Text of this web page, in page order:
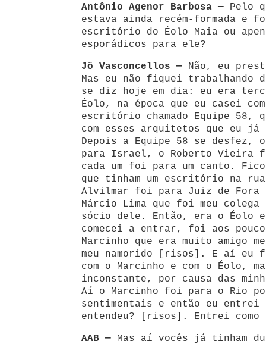
Antônio Agenor Barbosa — Pelo
estava ainda recém-formada e
escritório do Éolo Maia ou
esporádicos para ele?
Jô Vasconcellos — Não, eu
Mas eu não fiquei trabalhando
se diz hoje em dia: eu era
Éolo, na época que eu casei
escritório chamado Equipe 58,
com esses arquitetos que eu
Depois a Equipe 58 se desfez,
para Israel, o Roberto Vieira
cada um foi para um canto.
que tinham um escritório na
Alvilmar foi para Juiz de Fora
Márcio Lima que foi meu
sócio dele. Então, era o Éolo e
comecei a entrar, foi aos
Marcinho que era muito amigo
meu namorido [risos]. E aí eu
com o Marcinho e com o Éolo,
inconstante, por causa das
Aí o Marcinho foi para o Rio
sentimentais e então eu
entendeu? [risos]. Entrei como
AAB — Mas aí vocês já tinham